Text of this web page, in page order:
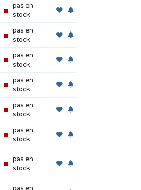
pas en
stock
pas en
stock
pas en
stock
pas en
stock
pas en
stock
pas en
stock
pas en
stock